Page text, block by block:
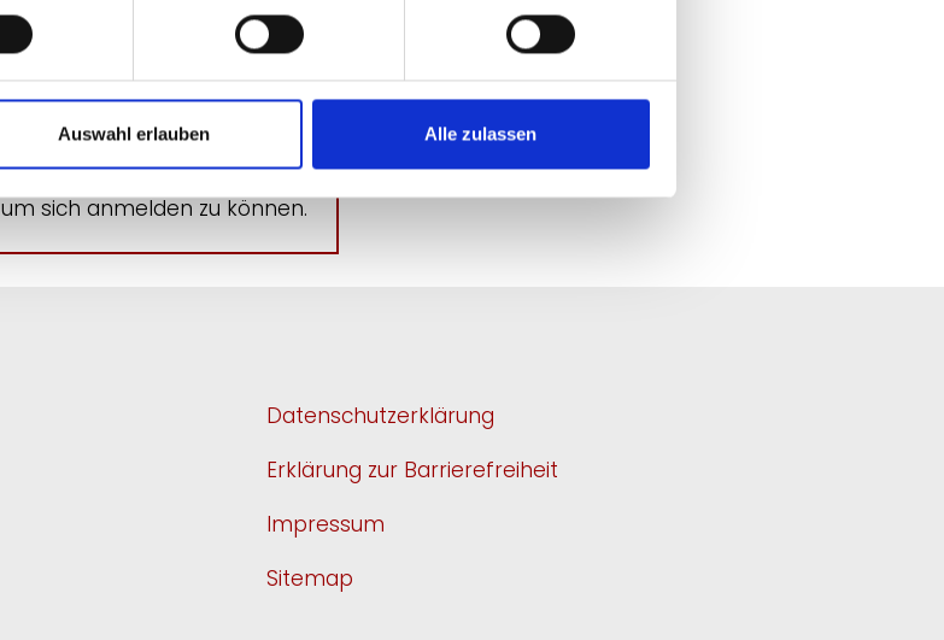
Auswahl erlauben Alle zulassen
um sich anmelden zu können.
Datenschutzerklärung
Erklärung zur Barrierefreiheit
Impressum
Sitemap